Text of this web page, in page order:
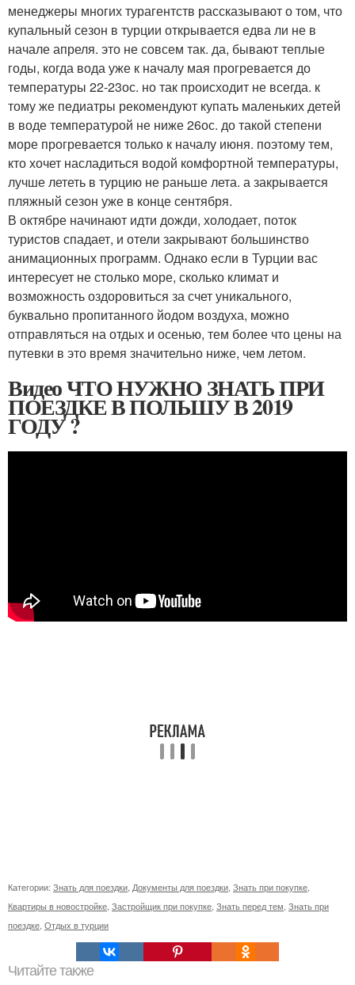
менеджеры многих турагентств рассказывают о том, что
купальный сезон в турции открывается едва ли не в
начале апреля. это не совсем так. да, бывают теплые
годы, когда вода уже к началу мая прогревается до
температуры 22-23ос. но так происходит не всегда. к
тому же педиатры рекомендуют купать маленьких детей
в воде температурой не ниже 26ос. до такой степени
море прогревается только к началу июня. поэтому тем,
кто хочет насладиться водой комфортной температуры,
лучше лететь в турцию не раньше лета. а закрывается
пляжный сезон уже в конце сентября.
В октябре начинают идти дожди, холодает, поток
туристов спадает, и отели закрывают большинство
анимационных программ. Однако если в Турции вас
интересует не столько море, сколько климат и
возможность оздоровиться за счет уникального,
буквально пропитанного йодом воздуха, можно
отправляться на отдых и осенью, тем более что цены на
путевки в это время значительно ниже, чем летом.
Видео ЧТО НУЖНО ЗНАТЬ ПРИ
ПОЕЗДКЕ В ПОЛЬШУ В 2019
ГОДУ ?
Категории: Знать для поездки Документы для поездки Знать при покупке
Квартиры в новостройке Застройщик при покупке Знать перед тем Знать при
поездке Отдых в турции
Читайте также